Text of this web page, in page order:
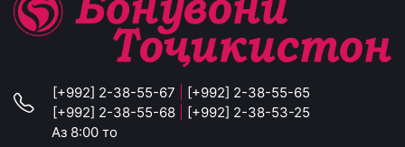
[+992] 2-38-55-67
[+992] 2-38-55-65
[+992] 2-38-55-68
[+992] 2-38-53-25
Аз 8:00 то